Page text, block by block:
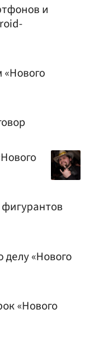
и
«Нового
«Нового